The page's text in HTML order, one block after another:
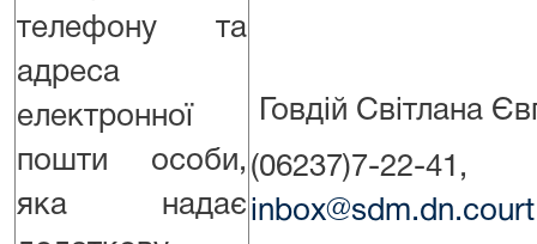
телефону та
адреса
електронної
пошти особи,
яка надає
Говдій Світлана
(06237)7-22-41,